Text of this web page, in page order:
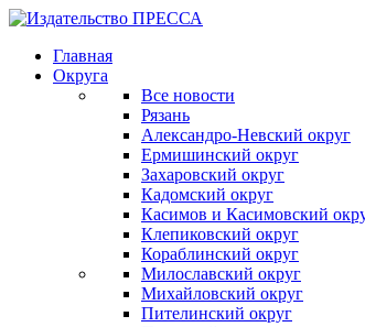
Главная
Округа
Все новости
Рязань
Александро-Невский округ
Ермишинский округ
Захаровский округ
Кадомский округ
Касимов и Касимовский
Клепиковский округ
Кораблинский округ
Милославский округ
Михайловский округ
Пителинский округ